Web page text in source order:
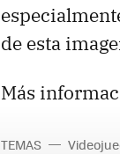
de esta
Más
TEMAS